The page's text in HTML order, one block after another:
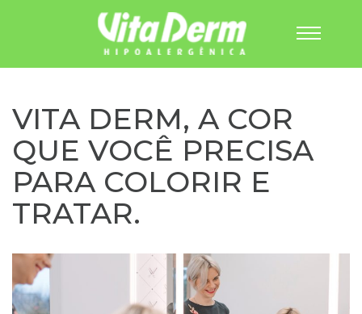
Pular
conteúdo
VITA DERM, A COR
QUE VOCÊ PRECISA
PARA COLORIR E
TRATAR.